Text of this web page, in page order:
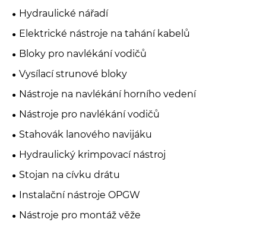
Hydraulické nářadí
Elektrické nástroje na tahání kabelů
Bloky pro navlékání vodičů
Vysílací strunové bloky
Nástroje na navlékání horního vedení
Nástroje pro navlékání vodičů
Stahovák lanového navijáku
Hydraulický krimpovací nástroj
Stojan na cívku drátu
Instalační nástroje OPGW
Nástroje pro montáž věže